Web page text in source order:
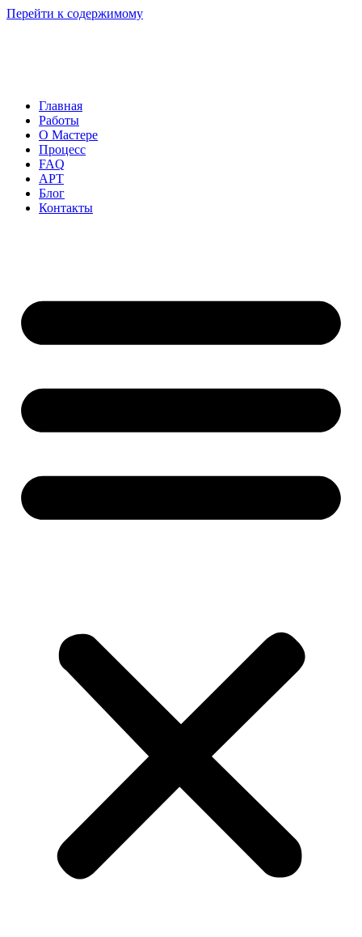
Перейти к содержимому
Главная
Работы
О Мастере
Процесс
FAQ
АРТ
Блог
Контакты